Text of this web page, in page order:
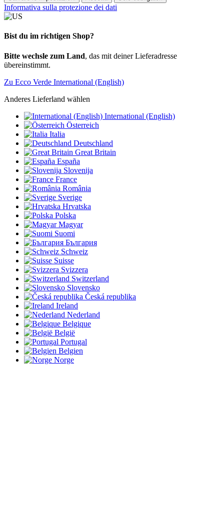
Informativa sulla protezione dei dati
Bist du im richtigen Shop?
Bitte wechsle zum Land, das mit deiner Lieferadresse
übereinstimmt.
Zu Ecco Verde International (English)
Anderes Lieferland wählen
International (English)
Österreich
Italia
Deutschland
Great Britain
España
Slovenija
France
România
Sverige
Hrvatska
Polska
Magyar
Suomi
България
Schweiz
Suisse
Svizzera
Switzerland
Slovensko
Česká republika
Ireland
Nederland
Belgique
België
Portugal
Belgien
Norge